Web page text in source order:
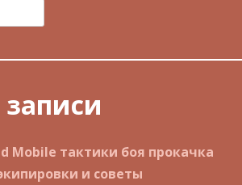
Mobile тактики боя прокачка
и советы